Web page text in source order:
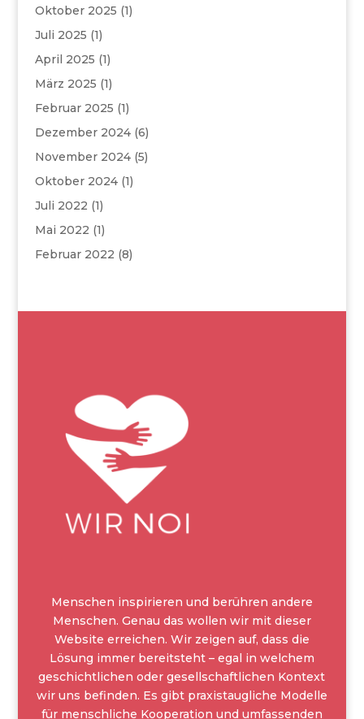
Oktober 2025 (1)
Juli 2025 (1)
April 2025 (1)
März 2025 (1)
Februar 2025 (1)
Dezember 2024(6)
November 2024(5)
Oktober 2024(1)
Juli 2022 (1)
Mai 2022 (1)
Februar 2022 (8)
Menschen inspirieren und berühren andere
Menschen. Genau das wollen wir mit dieser
Website erreichen. Wir zeigen auf, dass die
Lösung immer bereitsteht – egal in welchem
geschichtlichen oder gesellschaftlichen Kontext
wir uns befinden. Es gibt praxistaugliche Modelle
für menschliche Kooperation und umfassenden